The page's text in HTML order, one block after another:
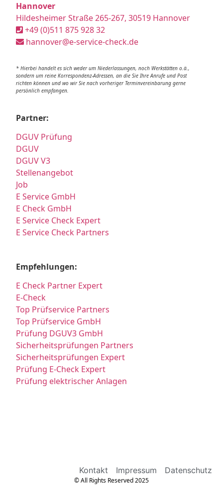
Hannover
Hildesheimer Straße 265-267, 30519 Hannover
+49 (0)511 875 928 32
hannover@e-service-check.de
* Hierbei handelt es sich weder um Niederlassungen, noch Werkstätten o.ä.,
sondern um reine Korrespondenz-Adressen, an die Sie Ihre Anrufe und Post
richten können und wo wir Sie nach vorheriger Terminvereinbarung gerne
persönlich empfangen.
Partner:
DGUV Prüfung
DGUV
DGUV V3
Stellenangebot
Job
E Service GmbH
E Check GmbH
E Service Check Expert
E Service Check Partners
Empfehlungen:
E Check Partner Expert
E-Check
Top Prüfservice Partners
Top Prüfservice GmbH
Prüfung DGUV3 GmbH
Sicherheitsprüfungen Partners
Sicherheitsprüfungen Expert
Prüfung E-Check Expert
Prüfung elektrischer Anlagen
Kontakt Impressum Datenschutz
© All Rights Reserved 2025